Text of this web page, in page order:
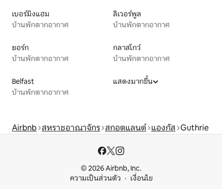
เบอร์มิงแฮม
บ้านพักตากอากาศ
ลิเวอร์พูล
บ้านพักตากอากาศ
ยอร์ก
บ้านพักตากอากาศ
กลาสโกว์
บ้านพักตากอากาศ
Belfast
บ้านพักตากอากาศ
แสดงมากขึ้น
Airbnb สหราชอาณาจักร สกอตแลนด์ แองกัส Guthrie
© 2026 Airbnb, Inc.
ความเป็นส่วนตัว
เงื่อนไข